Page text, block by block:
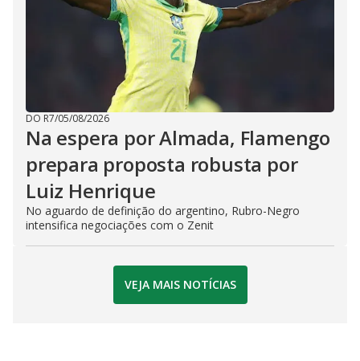
DO R7/05/08/2026
Na espera por Almada, Flamengo
prepara proposta robusta por
Luiz Henrique
No aguardo de definição do argentino, Rubro-Negro
intensifica negociações com o Zenit
VEJA MAIS NOTÍCIAS